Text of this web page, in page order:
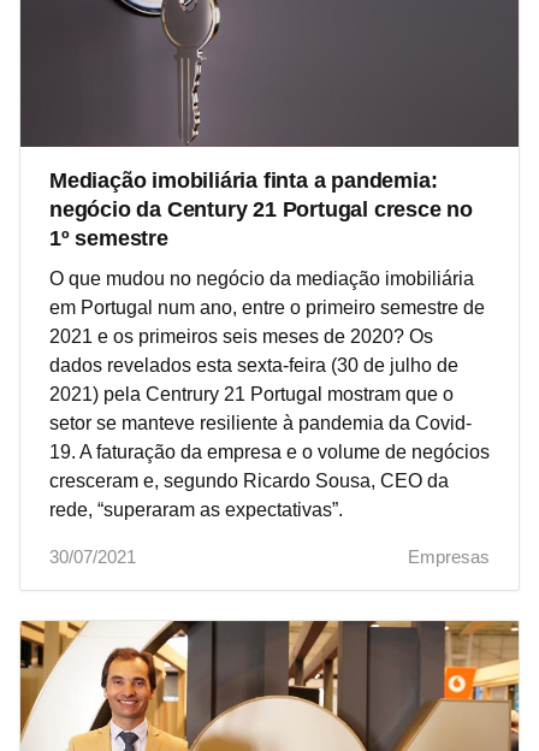
Mediação imobiliária finta a pandemia:
negócio da Century 21 Portugal cresce no
1º semestre
O que mudou no negócio da mediação imobiliária
em Portugal num ano, entre o primeiro semestre de
2021 e os primeiros seis meses de 2020? Os
dados revelados esta sexta-feira (30 de julho de
2021) pela Centrury 21 Portugal mostram que o
setor se manteve resiliente à pandemia da Covid-
19. A faturação da empresa e o volume de negócios
cresceram e, segundo Ricardo Sousa, CEO da
rede, “superaram as expectativas”.
30/07/2021 Empresas